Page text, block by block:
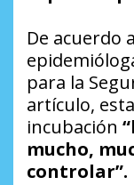
De acuerdo
para la
artículo,
incubación
mucho,
controlar”.